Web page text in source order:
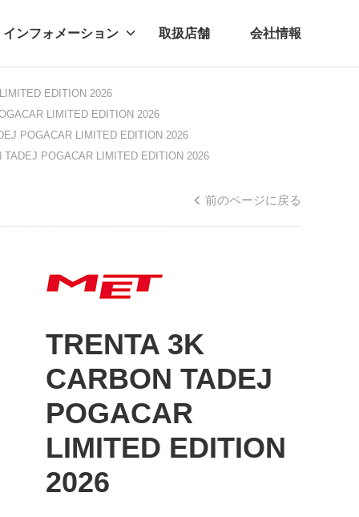
ル
インフォメーション 取扱店舗 会社情報
EDITION 2026
LIMITED EDITION 2026
POGACAR LIMITED EDITION 2026
TADEJ POGACAR LIMITED EDITION 2026
前のページに戻る
TRENTA 3K
CARBON TADEJ
POGACAR
LIMITED EDITION
2026